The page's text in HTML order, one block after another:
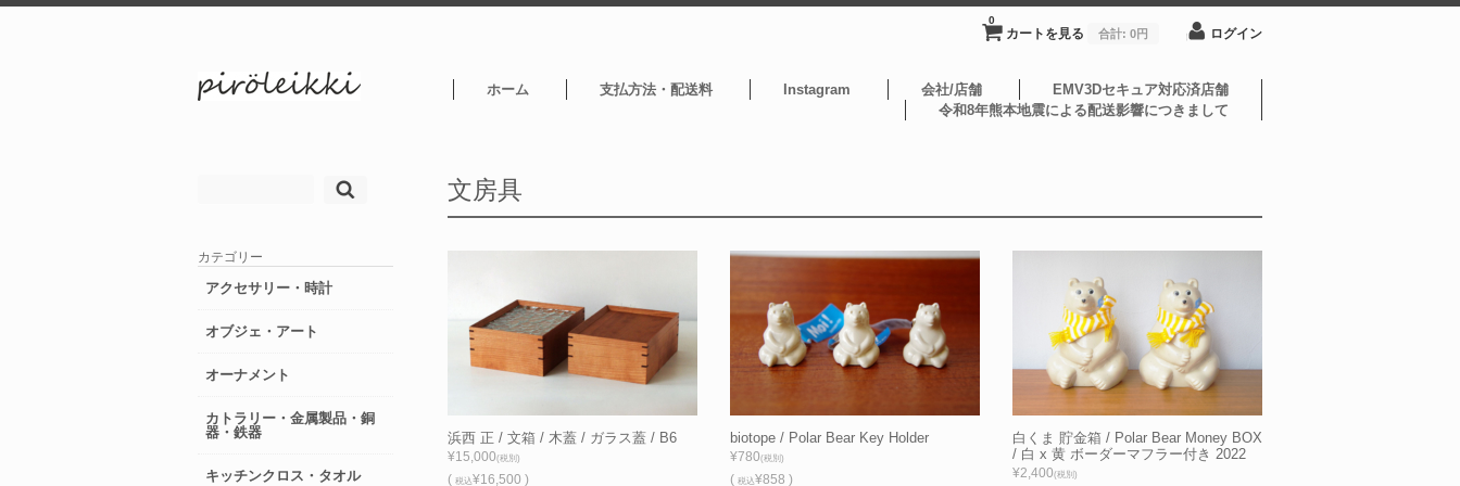
カートを見る
0
合計: 0円 ログイン
ホーム 支払方法・配送料 Instagram 会社/店舗
EMV3Dセキュア対応済店舗
令和8年熊本地震による配送影響につきまして
文房具
浜西 正 / 文箱 / 木蓋 / ガラス蓋 / B6
¥15,000(税別)
( 税込¥16,500 )
biotope / Polar Bear Key Holder
¥780(税別)
( 税込¥858 )
白くま 貯金箱 / Polar Bear Money BOX
/ 白 x 黄 ボーダーマフラー付き 2022
¥2,400(税別)
カテゴリー
アクセサリー・時計
オブジェ・アート
オーナメント
カトラリー・金属製品・銅
器・鉄器
キッチンクロス・タオル